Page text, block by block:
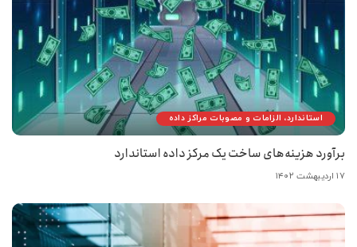
استاندارد، الزامات و مصوبات مراکز داده
برآورد هزینه‌های ساخت یک مرکز داده استاندارد
۱۷ اردیبهشت ۱۴۰۲